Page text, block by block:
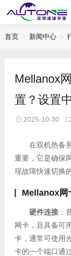
首页 新闻中心
Mellanox
置？设置
2025-10-30
在双机热备
重要，它是确保
现故障快速切换
Mellanox网
硬件连接 ：
网卡，且具备可
卡 ，通常可使用
卡的一个端口通